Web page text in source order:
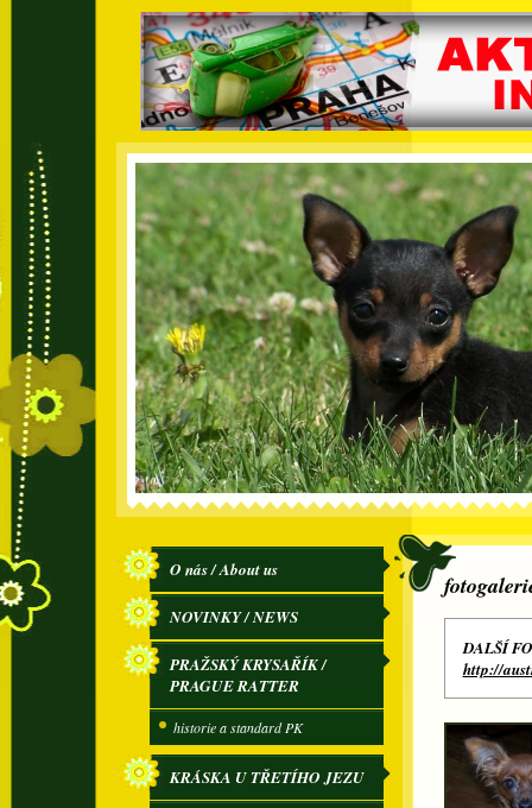
DALŠÍ
http://
O nás / About us
NOVINKY / NEWS
PRAŽSKÝ KRYSAŘÍK /
PRAGUE RATTER
historie a standard PK
KRÁSKA U TŘETÍHO JEZU